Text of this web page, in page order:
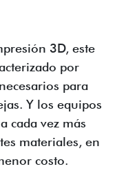
3D, este
por
para
Y los equipos
cada vez más
materiales, en
costo.